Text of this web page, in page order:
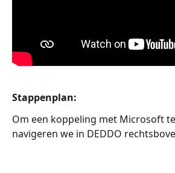
Stappenplan:
Om een koppeling met Microsoft
navigeren we in DEDDO